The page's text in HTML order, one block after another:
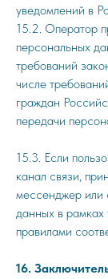
уведомлений в
15.2. Оператор
персональных
требований
числе
граждан
передачи
15.3. Если
канал связи,
мессенджер или
данных в рамках
правилами
16.